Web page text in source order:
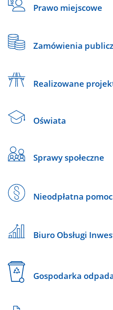
Prawo miejscowe
Zamówienia
Realizowane
Oświata
Sprawy społeczne
Nieodpłatna
Biuro Obsługi
Gospodarka